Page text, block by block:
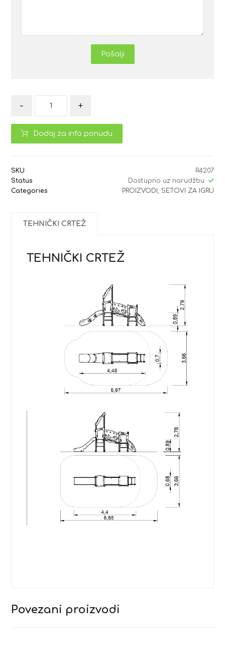
Pošalji
- +
Dodaj za info ponudu
SKU
R4207
Status
Dostupno uz narudžbu
Categories
PROIZVODI , SETOVI ZA IGRU
TEHNIČKI CRTEŽ
TEHNIČKI CRTEŽ
Povezani proizvodi